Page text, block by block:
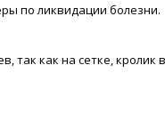
по ликвидации болезни.
как на сетке, кролик